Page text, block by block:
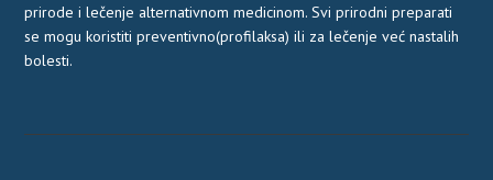
prirode i lečenje alternativnom medicinom. Svi prirodni preparati
se mogu koristiti preventivno(profilaksa) ili za lečenje već nastalih
bolesti.